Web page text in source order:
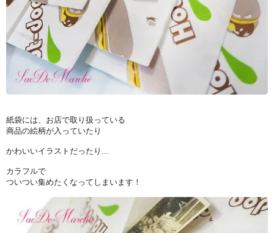
紙袋には、お店で取り扱っている
商品の絵柄が入っていたり
かわいいイラストだったり...
カラフルで
ついつい集めたくなってしまいます！